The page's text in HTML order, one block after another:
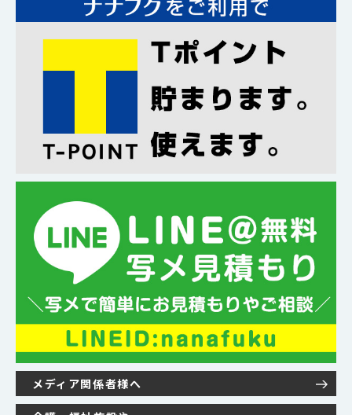
メディア関係者様へ